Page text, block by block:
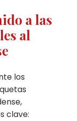
a las
al
los
clave: